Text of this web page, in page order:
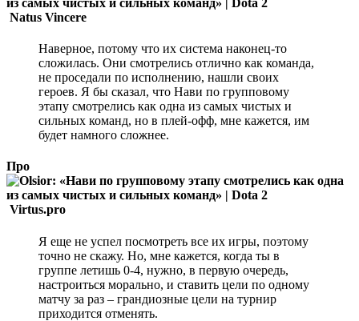
Natus Vincere
Наверное, потому что их система наконец-то
сложилась. Они смотрелись отлично как команда,
не проседали по исполнению, нашли своих
героев. Я бы сказал, что Нави по групповому
этапу смотрелись как одна из самых чистых и
сильных команд, но в плей-офф, мне кажется, им
будет намного сложнее.
Про
Virtus.pro
Я еще не успел посмотреть все их игры, поэтому
точно не скажу. Но, мне кажется, когда ты в
группе летишь 0-4, нужно, в первую очередь,
настроиться морально, и ставить цели по одному
матчу за раз – грандиозные цели на турнир
приходится отменять.